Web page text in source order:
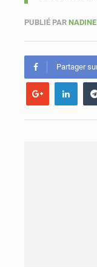
PUBLIÉ PAR
Partager